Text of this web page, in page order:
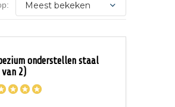
onderstellen staal
2)